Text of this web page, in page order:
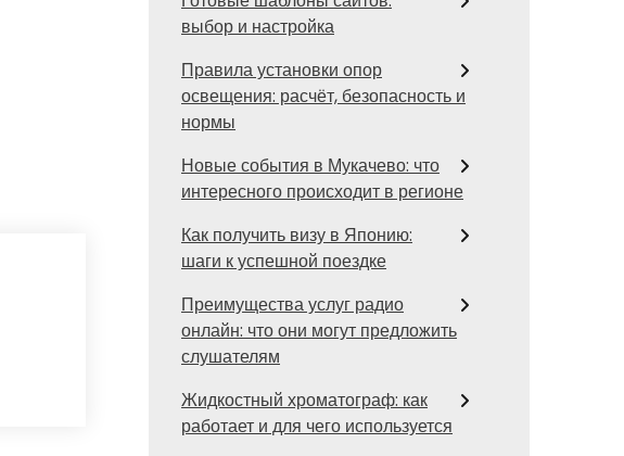
выбор и настройка
Правила установки опор
освещения: расчёт, безопасность и
нормы
Новые события в Мукачево: что
интересного происходит в регионе
Как получить визу в Японию:
шаги к успешной поездке
Преимущества услуг радио
онлайн: что они могут предложить
слушателям
Жидкостный хроматограф: как
работает и для чего используется